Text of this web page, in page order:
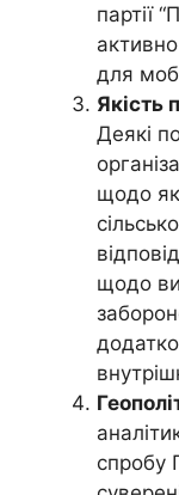
партії
для
Якість
Деякі
щодо
щодо
спробу